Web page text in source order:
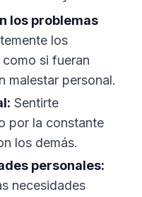
los problemas
los
si fueran
malestar personal.
Sentirte
por la constante
los demás.
personales:
necesidades